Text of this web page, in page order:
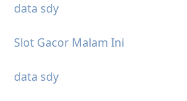
data sdy
Slot Gacor Malam Ini
data sdy